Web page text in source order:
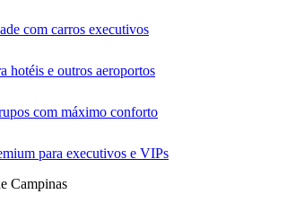
com carros executivos
hotéis e outros aeroportos
com máximo conforto
para executivos e VIPs
Campinas